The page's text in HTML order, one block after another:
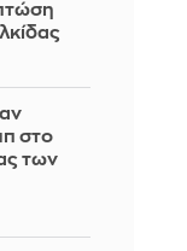
στο
των